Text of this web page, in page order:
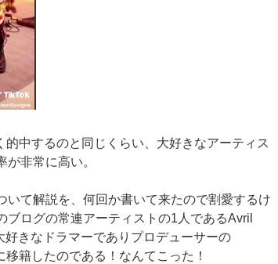
的中するのと同じくらい、大好きなアーティス
が非常に高い。
いて解説を、何回か書いて来たので割愛するけ
ブログの常連アーティストの1人であるAvril
好きなドラマーでありプロデューサーの
籍したのである！なんてこった！